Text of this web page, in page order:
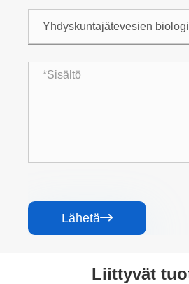
Lähetä
Liittyvät